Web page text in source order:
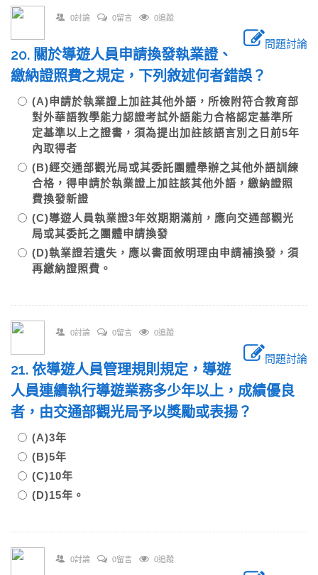
0討論 0留言 0追蹤
問題討論
20. 關於導遊人員申請換發執業證、
繳納證照費之規定，下列敘述何者錯誤？
(A)申請於執業證上加註其他外語，所檢附符合教育部
對外華語教學能力認證考試外語能力合格認定基準所
定基準以上之證書，須為提出加註該語言別之日前5年
內取得者
(B)經交通部觀光局或其委託團體舉辦之其他外語訓練
合格，得申請於執業證上加註該其他外語，繳納證照
費換發新證
(C)導遊人員執業證3年效期期滿前，應向交通部觀光
局或其委託之團體申請換發
(D)執業證若遺失，應以書面敘明理由申請補換發，須
再繳納證照費。
0討論 0留言 0追蹤
問題討論
21. 依導遊人員管理規則規定，導遊
人員連續執行導遊業務多少年以上，成績優良
者，由交通部觀光局予以獎勵或表揚？
(A)3年
(B)5年
(C)10年
(D)15年。
0討論 0留言 0追蹤